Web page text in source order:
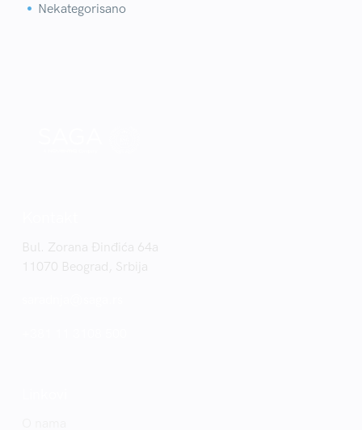

 Nekategorisano
Bul. Zorana Đinđića 64a
11070 Beograd, Srbija